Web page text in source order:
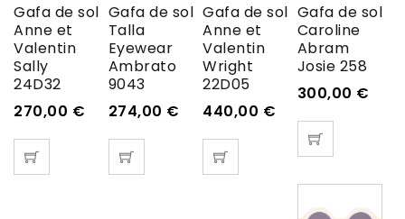
Gafa de sol
Anne et
Valentin
Sally
24D32
270,00 €
Gafa de sol
Talla
Eyewear
Ambrato
9043
274,00 €
Gafa de sol
Anne et
Valentin
Wright
22D05
440,00 €
Gafa de sol
Caroline
Abram
Josie 258
300,00 €